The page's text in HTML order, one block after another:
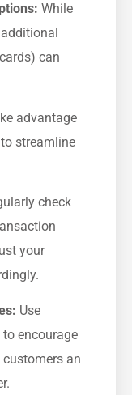
While
can
advantage
streamline
check
your
Use
encourage
customers an